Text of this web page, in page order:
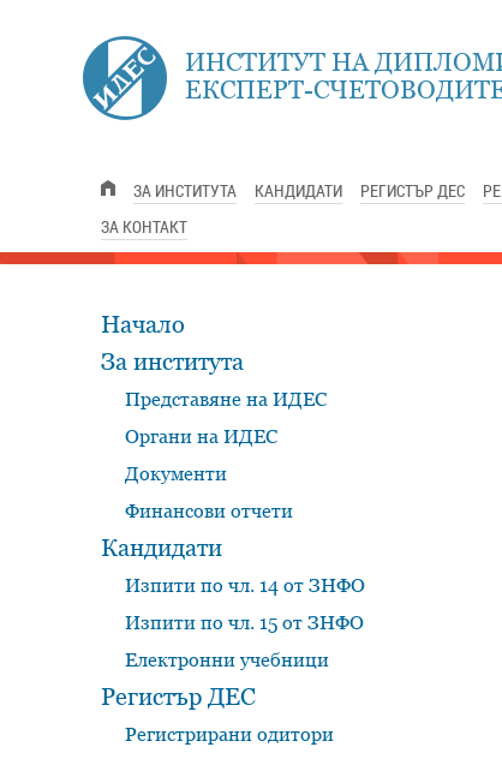
ИНСТИТУТ НА
ЕКСПЕРТ-
ЗА ИНСТИТУТА КАНДИДАТИ РЕГИСТЪР ДЕС
ЗА КОНТАКТ
Начало
За института
Представяне на ИДЕС
Органи на ИДЕС
Документи
Финансови отчети
Кандидати
Изпити по чл. 14 от ЗНФО
Изпити по чл. 15 от ЗНФО
Електронни учебници
Регистър ДЕС
Регистрирани одитори